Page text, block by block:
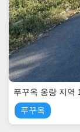
푸꾸옥 옹랑 지역
푸꾸옥